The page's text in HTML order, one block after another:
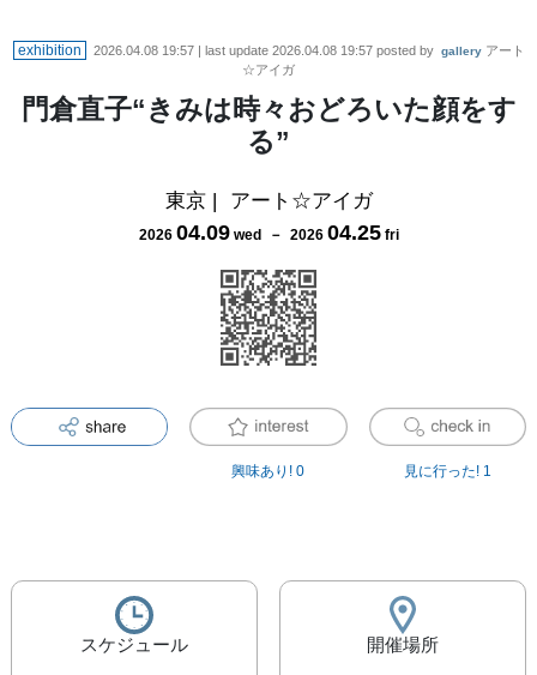
exhibition 2026.04.08 19:57| last update 2026.04.08 19:57posted by gallery アート
☆アイガ
門倉直子“きみは時々おどろいた顔をす
る”
東京| アート☆アイガ
2026 04.09 wed－ 2026 04.25 fri
興味あり! 0 見に行った! 1
スケジュール 開催場所